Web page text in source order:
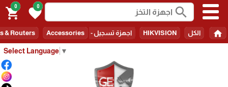
Select Language ▼
search
0
favorite
0
shopping_cart
home الكل HIKVISION اجهزة تسجيل - Recorders & Routers Accessories